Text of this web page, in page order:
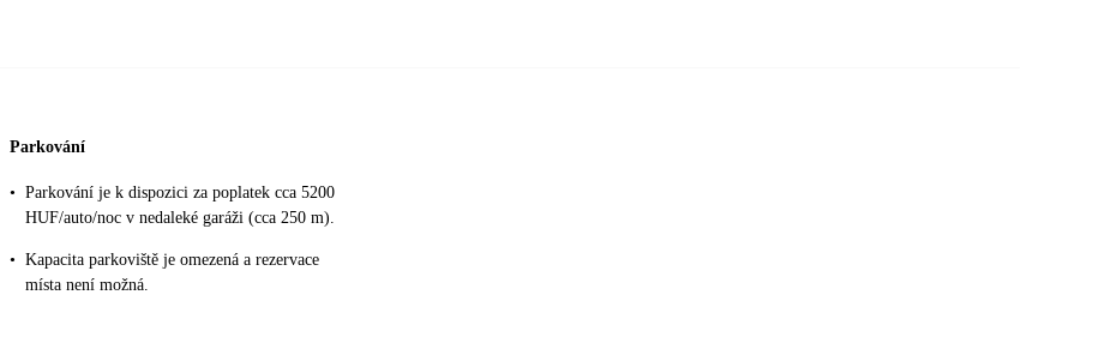
Parkování
• Parkování je k dispozici za poplatek cca 5200
HUF/auto/noc v nedaleké garáži (cca 250 m).
• Kapacita parkoviště je omezená a rezervace
místa není možná.